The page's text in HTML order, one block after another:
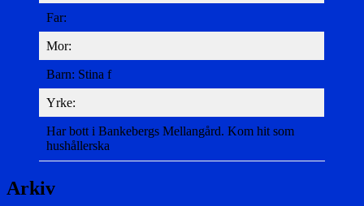
Far:
Mor:
Barn: Stina f
Yrke:
Har bott i Bankebergs Mellangård. Kom hit som
hushållerska
Arkiv